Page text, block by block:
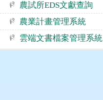
農試所EDS文獻查詢
農業計畫管理系統
雲端文書檔案管理系統